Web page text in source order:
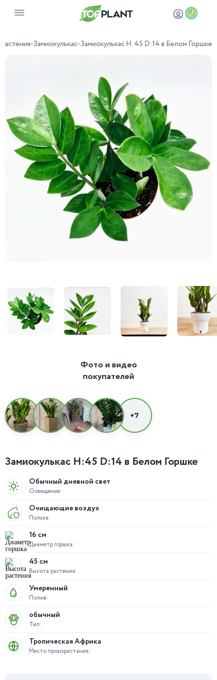
-Замиокулькас-Замиокулькас H:45 D:14 в Белом Горшке
Фото и видео
покупателей
+7
Замиокулькас H:45 D:14 в Белом Горшке
Освещение:
Обычный дневной свет
Польза:
Очищающие воздух
Диаметр горшка:
16 см
Высота растения:
45 см
Полив:
Умеренный
Тип:
обычный
Место произрастания:
Тропическая Африка